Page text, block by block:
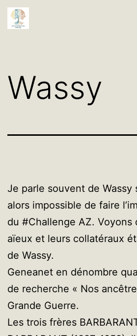
Aller
Histoires
Généalogie
Wassy
Je parle souvent de Wassy
alors impossible de faire
du #Challenge AZ. Voyons
aïeux et leurs collatéraux
de Wassy.
Geneanet en dénombre
de recherche « Nos
Grande Guerre.
Les trois frères